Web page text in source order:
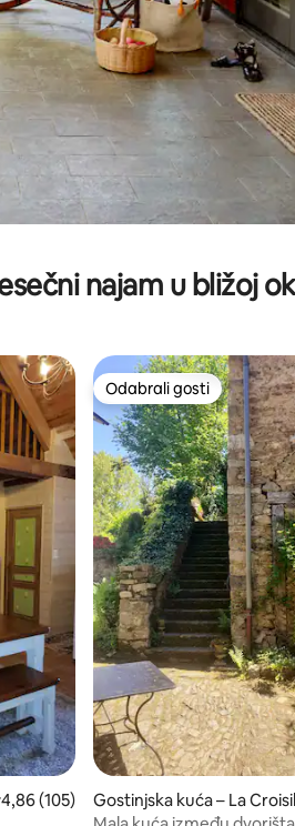
najam u bližoj
ocjena: 4,86/5, recenzija: 105
4,86 (105)
Odabrali gosti
Odabrali gosti
Gostinjska kuća – La
sur-Briance